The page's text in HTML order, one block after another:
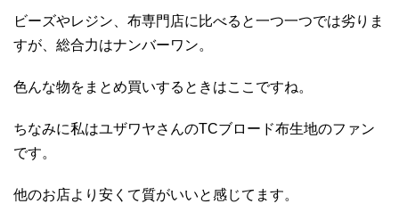
ビーズやレジン、布専門店に比べると一つ一つでは劣りま
すが、総合力はナンバーワン。
色んな物をまとめ買いするときはここですね。
ちなみに私はユザワヤさんのTCブロード布生地のファン
です。
他のお店より安くて質がいいと感じてます。